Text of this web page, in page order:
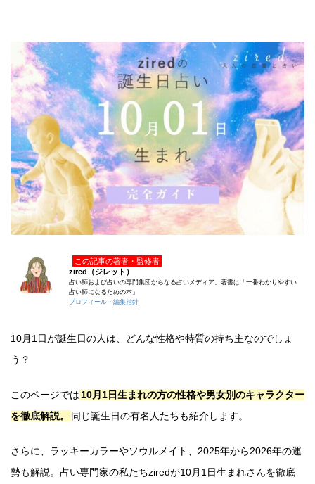
この記事の著者・監修者
zired（ジレット）
占い師および占いの専門集団からなる占いメディア。著書は「一番わかりやすい
占い師になるための本」
プロフィール ・ 編集指針
10月1日が誕生日の人は、どんな性格や特質の持ち主なのでしょ
う？
このページでは 10月1日生まれの方の性格や男女別のキャラクター
を徹底解説。
同じ誕生日の有名人たちも紹介します。
さらに、ラッキーカラーやソウルメイト、2025年から2026年の運
勢も解説。占い専門家の私たちziredが10月1日生まれさんを徹底